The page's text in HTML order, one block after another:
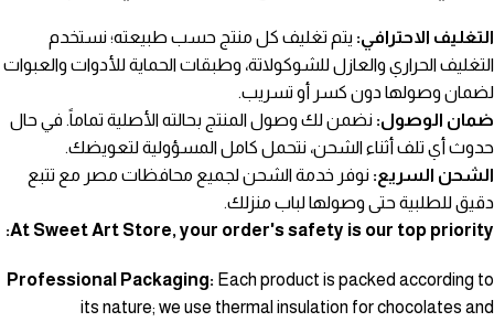
التغليف الاحترافي: يتم تغليف كل منتج حسب طبيعته؛ نستخدم
التغليف الحراري والعازل للشوكولاتة، وطبقات الحماية للأدوات والعبوات
لضمان وصولها دون كسر أو تسريب.
ضمان الوصول: نضمن لك وصول المنتج بحالته الأصلية تماماً. في حال
حدوث أي تلف أثناء الشحن، نتحمل كامل المسؤولية لتعويضك.
الشحن السريع: نوفر خدمة الشحن لجميع محافظات مصر مع تتبع
دقيق للطلبية حتى وصولها لباب منزلك.
At Sweet Art Store, your order's safety is our top priority:
Professional Packaging: Each product is packed according to
its nature; we use thermal insulation for chocolates and